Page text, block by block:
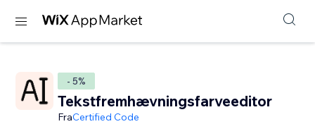
- 5%
Tekstfremhævningsfarveeditor
FraCertified Code